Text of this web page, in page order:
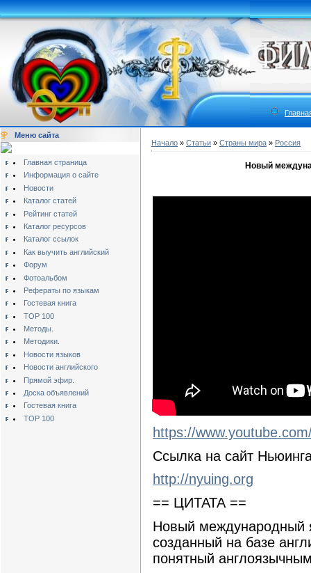
Меню сайта
Главная страница
Информация о сайте
Новости
Каталог статей
Рейтинг статей
Каталог ресурсов
Каталог ссылок
Как выучить английский
Форум
Фотоальбом
Рефераты по языкам
Гостевая книга
TOP 100
Методы.
Методики.
Новости языков
Новости английского
Прямой эфир.
Доска объявлений
Гостевая книга
TOP 100
Начало » Статьи » Страны мира » Россия
Новый
https://
Ссылка на сайт
http://nyuing.org
== ЦИТАТА ==
Новый международный
созданный на базе
понятный